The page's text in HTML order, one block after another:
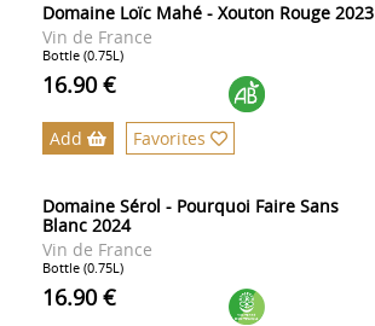
Domaine Loïc Mahé - Xouton Rouge 2023
Vin de France
Bottle (0.75L)
16.90 €
Add Favorites
Domaine Sérol - Pourquoi Faire Sans
Blanc 2024
Vin de France
Bottle (0.75L)
16.90 €